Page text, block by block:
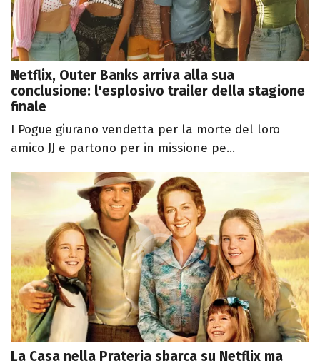
Netflix, Outer Banks arriva alla sua
conclusione: l'esplosivo trailer della stagione
finale
I Pogue giurano vendetta per la morte del loro
amico JJ e partono per in missione pe...
La Casa nella Prateria sbarca su Netflix ma